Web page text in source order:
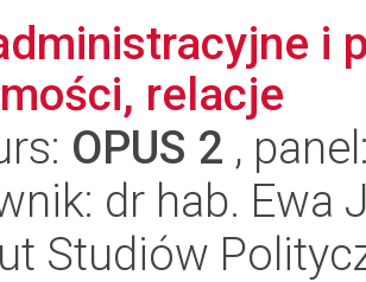
i
relacje
OPUS 2 ,
dr hab. Ewa
Studiów